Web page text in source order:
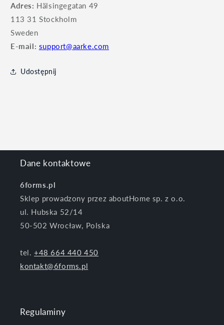
Adres: Hälsingegatan 49
113 31 Stockholm
Sweden
E-mail: support@aarke.com
Udostępnij
Dane kontaktowe
6forms.pl
Sklep prowadzony przez aboutHome sp. z o.o.
ul. Hubska 52/14
50-502 Wrocław, Polska
tel.+48 664 440 450
kontakt@6forms.pl
Regulaminy